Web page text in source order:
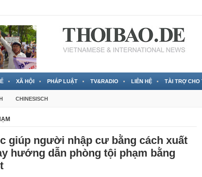
XÃ HỘI PHÁP LUẬT TV&RADIO LIÊN HỆ TÀI TRỢ CHO
CHINESISCH
giúp người nhập cư bằng cách xuất
hướng dẫn phòng tội phạm bằng